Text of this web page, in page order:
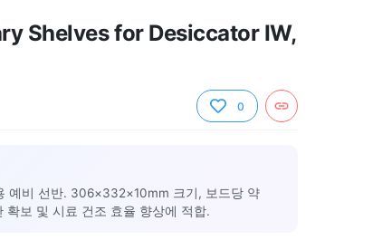
Shelves for Desiccator IW,
0
예비 선반. 306×332×10mm 크기, 보드당 약
확보 및 시료 건조 효율 향상에 적합.